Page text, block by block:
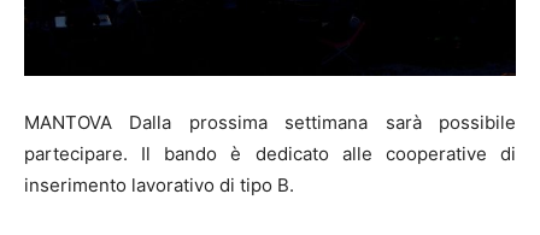
MANTOVA Dalla prossima settimana sarà possibile
partecipare. Il bando è dedicato alle cooperative di
inserimento lavorativo di tipo B.